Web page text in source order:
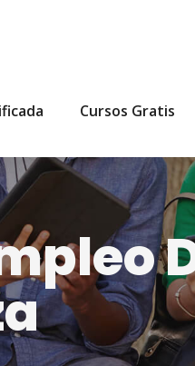
Cursos Gratis